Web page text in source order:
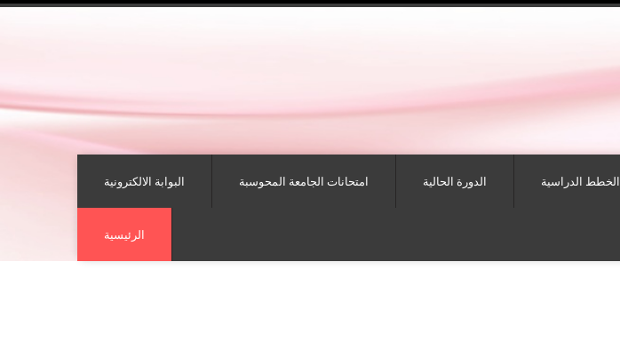
البوابة الالكترونية امتحانات الجامعة المحوسبة الدورة الحالية الخطط الدراسية
الرئيسية